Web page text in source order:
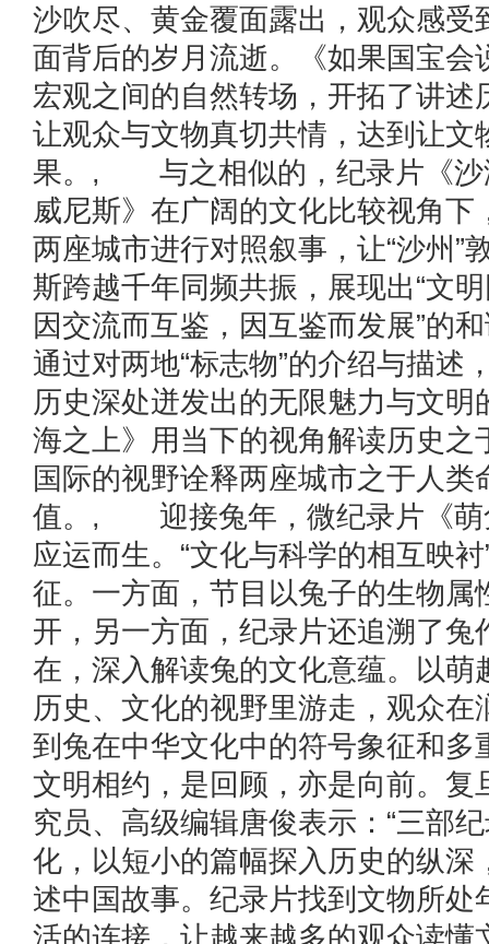
沙吹尽、黄金覆面露出，观众感受
面背后的岁月流逝。《如果国宝会
宏观之间的自然转场，开拓了讲述
让观众与文物真切共情，达到让文
果。, 与之相似的，纪录片《沙
威尼斯》在广阔的文化比较视角下
两座城市进行对照叙事，让“沙州”
斯跨越千年同频共振，展现出“文
因交流而互鉴，因互鉴而发展”的
通过对两地“标志物”的介绍与描述
历史深处迸发出的无限魅力与文明
海之上》用当下的视角解读历史之
国际的视野诠释两座城市之于人类
值。, 迎接兔年，微纪录片《萌
应运而生。“文化与科学的相互映
征。一方面，节目以兔子的生物属
开，另一方面，纪录片还追溯了兔
在，深入解读兔的文化意蕴。以萌
历史、文化的视野里游走，观众在
到兔在中华文化中的符号象征
文明相约，是回顾，亦是向前。复
究员、高级编辑唐俊表示：“三部
化，以短小的篇幅探入历史的纵深
述中国故事。纪录片找到文物所处
活的连接，让越来越多的观众读懂